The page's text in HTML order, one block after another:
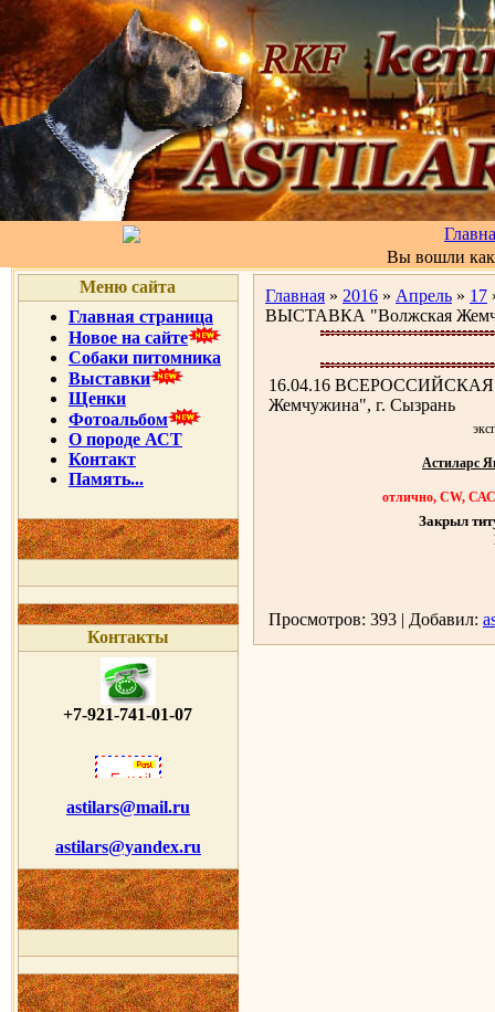
Вы вошли
Меню сайта
Главная страница
Новое на сайте
Собаки питомника
Выставки
Щенки
Фотоальбом
О породе АСТ
Контакт
Память...
Контакты
+7-921-741-01-07
astilars@mail.ru
astilars@yandex.ru
Главная » 2016 » Апрель » 17
ВЫСТАВКА "Волжская
16.04.16
Жемчужина", г. Сызрань
Астиларс
отлично, CW,
Закрыл
Просмотров: 393 | Добавил: